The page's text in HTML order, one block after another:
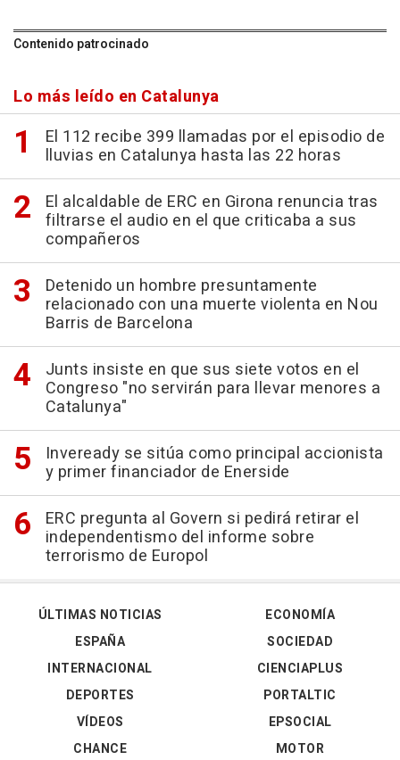
Contenido patrocinado
Lo más leído en Catalunya
El 112 recibe 399 llamadas por el episodio de
lluvias en Catalunya hasta las 22 horas
El alcaldable de ERC en Girona renuncia tras
filtrarse el audio en el que criticaba a sus
compañeros
Detenido un hombre presuntamente
relacionado con una muerte violenta en Nou
Barris de Barcelona
Junts insiste en que sus siete votos en el
Congreso "no servirán para llevar menores a
Catalunya"
Inveready se sitúa como principal accionista
y primer financiador de Enerside
ERC pregunta al Govern si pedirá retirar el
independentismo del informe sobre
terrorismo de Europol
ÚLTIMAS NOTICIAS
ESPAÑA
INTERNACIONAL
DEPORTES
VÍDEOS
ECONOMÍA
SOCIEDAD
CIENCIAPLUS
PORTALTIC
EPSOCIAL
CHANCE
MOTOR